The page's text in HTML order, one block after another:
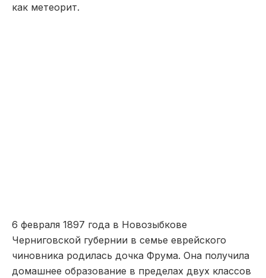
как метеорит.
очень любила впоследствии вспоминать эти
годы в еврейском местечке. Говорили о том, что
была она вроде бы неплохо воспитана, что была
курсисткой. И что выросла красавицей.